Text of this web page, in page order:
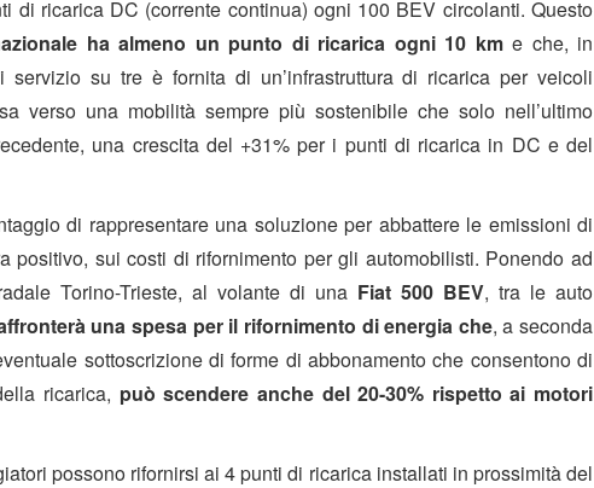
di ricarica DC (corrente continua) ogni 100 BEV circolanti. Questo
ha almeno un punto di ricarica ogni 10 kme che, in
servizio su tre è fornita di un’infrastruttura di ricarica per veicoli
verso una mobilità sempre più sostenibile che solo nell’ultimo
una crescita del +31% per i punti di ricarica in DC e del
di rappresentare una soluzione per abbattere le emissioni di
positivo, sui costi di rifornimento per gli automobilisti. Ponendo ad
Torino-Trieste, al volante di una Fiat 500 BEV, tra le auto
una spesa per il rifornimento di energia che, a seconda
sottoscrizione di forme di abbonamento che consentono di
ricarica, può scendere anche del 20-30% rispetto ai motori
possono rifornirsi ai 4 punti di ricarica installati in prossimità del